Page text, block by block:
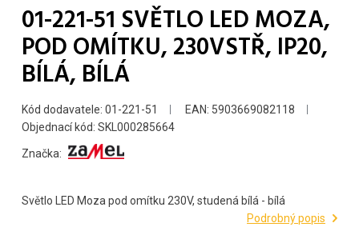
01-221-51 SVĚTLO LED MOZA,
POD OMÍTKU, 230VSTŘ, IP20,
BÍLÁ, BÍLÁ
Kód dodavatele: 01-221-51
EAN: 5903669082118
Objednací kód: SKL000285664
Značka:
Světlo LED Moza pod omítku 230V, studená bílá - bílá
Podrobný popis